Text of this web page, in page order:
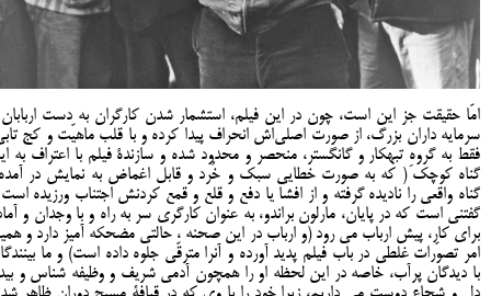
امّا حقیقت جز این است، چون در این فیلم، استشمار شدن کارگران به دست
سرمایه داران بزرگ، از صورت اصلی‌اش انحراف پیدا کرده و با قلب ماهیّت و کج
فقط به گروهِ تبهکار و گانگستر، منحصر و محدود شده و سازندۀ فیلم با اعتراف به
گناه کوچک ( که به صورت خطایی سبک و خُرد و قابل اغماض به نمایش در
گناه واقعی را نادیده گرفته و از افشا یا دفع و قلع و قمع کردنش اجتناب ورزیده
گفتنی است که در پایان، مارلون براندو، به عنوان کارگری سر به راه و با وجدان و
برای کار، پیش ارباب می رود (و ارباب در این صحنه ، حالتی مضحکه آمیز دارد و
امر تصوّرات غلطی در باب فیلم پدید آورده و آنرا مترقّی جلوه داده است) و ما
با دیدگان پرآب، خاصه در این لحظه او را همچون آدمی شریف و وظیفه شناس و